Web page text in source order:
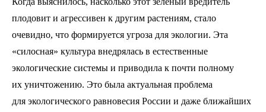
плодовит и агрессивен к другим растениям, стало
очевидно, что формируется угроза для экологии. Эта
«силосная» культура внедрялась в естественные
экологические системы и приводила к почти полному
их уничтожению. Это была актуальная проблема
для экологического равновесия России и даже ближайших